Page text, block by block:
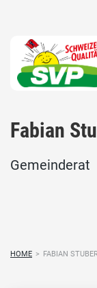
Fabian
Gemeinderat
HOME > FABIAN